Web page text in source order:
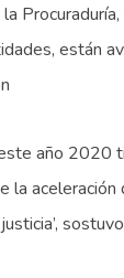
están
año 2020
la aceleración